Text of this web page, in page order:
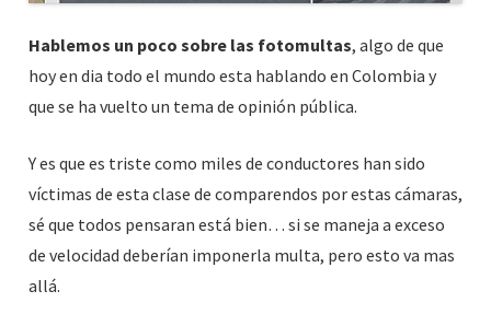
Hablemos un poco sobre las fotomultas, algo de que
hoy en dia todo el mundo esta hablando en Colombia y
que se ha vuelto un tema de opinión pública.
Y es que es triste como miles de conductores han sido
víctimas de esta clase de comparendos por estas cámaras,
sé que todos pensaran está bien… si se maneja a exceso
de velocidad deberían imponerla multa, pero esto va mas
allá.